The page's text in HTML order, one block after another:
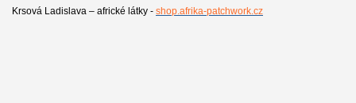
Krsová Ladislava – africké látky - shop.afrika-patchwork.cz